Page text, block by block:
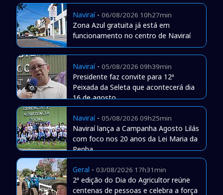
Naviraí- 06/08/2026 10h27min
Zona Azul gratuita já está em
funcionamento no centro de Naviraí
Naviraí- 05/08/2026 09h39min
Presidente faz convite para 12ª
Peixada da Seleta que acontecerá dia
16 de agosto
Naviraí- 05/08/2026 09h25min
Naviraí lança a Campanha Agosto Lilás
com foco nos 20 anos da Lei Maria da
Penha
Geral - 03/08/2026 17h31min
2ª edição do Dia do Agricultor reúne
centenas de pessoas e celebra a força